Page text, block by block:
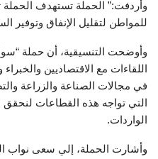
وأردفت:” الحملة تستهدف الحملة
للمواطن لتقليل الإنفاق وتوفير
وأوضحت التنسيقية، أن حملة
اللقاءات مع الاقتصاديين
في مجالات الصناعة والزراعة
التي تواجه هذه القطاعات لنحقق
الواردات.
وأشارت الحملة، إلي سعى نواب